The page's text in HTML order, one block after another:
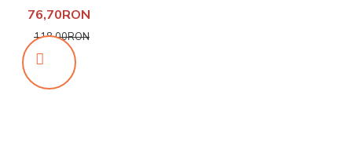
76,70RON
118,00RON